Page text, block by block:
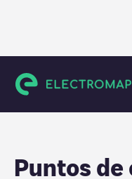
Oldham County
Puntos de